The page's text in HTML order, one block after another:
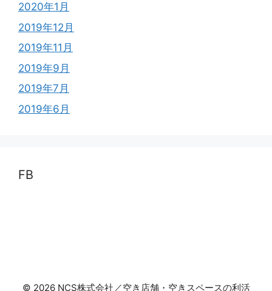
2020年1月
2019年12月
2019年11月
2019年9月
2019年7月
2019年6月
FB
© 2026 NCS株式会社／空き店舗・空きスペースの利活